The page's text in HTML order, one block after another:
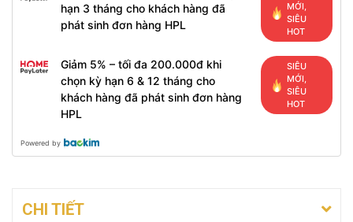
hạn 3 tháng cho khách hàng đã
phát sinh đơn hàng HPL
MỚI,
SIÊU
HOT
Giảm 5% – tối đa 200.000đ khi
chọn kỳ hạn 6 & 12 tháng cho
khách hàng đã phát sinh đơn hàng
HPL
SIÊU
MỚI,
SIÊU
HOT
Powered by
CHI TIẾT